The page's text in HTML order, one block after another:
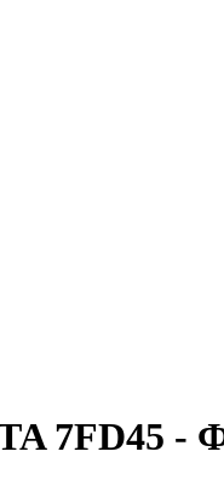
7FD45 -